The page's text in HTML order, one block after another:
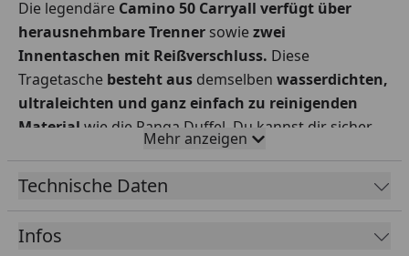
Die legendäre Camino 50 Carryall verfügt über
herausnehmbare Trenner sowiezwei
Innentaschen mit Reißverschluss. Diese
Tragetasche besteht aus demselben wasserdichten,
ultraleichten und ganz einfach zu reinigenden
Material wie die Panga Duffel. Du kannst dir sicher
sein, dass deine Ski-Ausrüstung trocken bleibt und
deine Helme und Gurte sicher verstaut sind.
Camino 50 Carryallist auf schwere Ladungen und
was du hineinwirfst.
Mehr anzeigen
Technische Daten
Infos